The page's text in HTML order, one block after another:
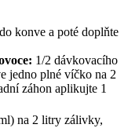
konve a poté doplňte
1/2 dávkovacího
jedno plné víčko na 2
záhon aplikujte 1
na 2 litry zálivky,